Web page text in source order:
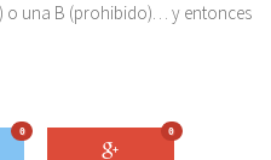
o una B (prohibido)… y entonces
0 0